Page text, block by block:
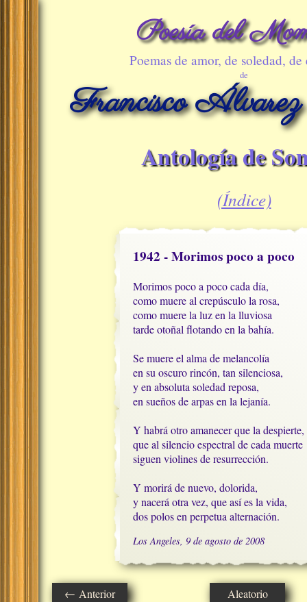
Poesía del
Poemas de amor, de soledad, de
de
Francisco
Antología de
(Índice)
1942 - Morimos poco a poco
Morimos poco a poco cada día,
como muere al crepúsculo la rosa,
como muere la luz en la lluviosa
tarde otoñal flotando en la bahía.
Se muere el alma de melancolía
en su oscuro rincón, tan silenciosa,
y en absoluta soledad reposa,
en sueños de arpas en la lejanía.
Y habrá otro amanecer que la despierte,
que al silencio espectral de cada muerte
siguen violines de resurrección.
Y morirá de nuevo, dolorida,
y nacerá otra vez, que así es la vida,
dos polos en perpetua alternación.
Los Angeles, 9 de agosto de 2008
← Anterior Aleatorio